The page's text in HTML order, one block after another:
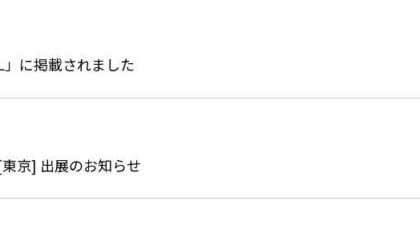
」に掲載されました
京] 出展のお知らせ